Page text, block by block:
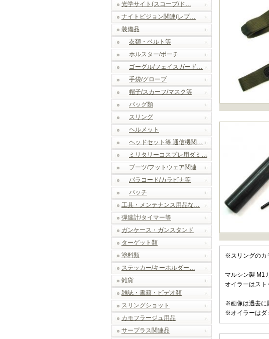
光学サイト(スコープ/ド…
ナイトビジョン関連(レプ…
装備品
衣類・ベルト等
ホルスター/ポーチ
ゴーグル/フェイスガード…
手袋/グローブ
帽子/スカーフ/マスク等
バッグ類
スリング
ヘルメット
ヘッドセット等 通信機関…
ミリタリーコスプレ用ダミ…
ブーツ/フットウェア関連
パラコード/カラビナ等
パッチ
工具・メンテナンス用品な…
弾速計/タイマー等
ガンケース・ガンスタンド
ターゲット類
塗料類
ステッカー/キーホルダー…
雑貨
雑誌・書籍・ビデオ類
スリングショット
カモフラージュ用品
サープラス関連品
※スリングのカ
マルシン製 M1
オイラーはスト
※画像は過去に
※オイラーはダ